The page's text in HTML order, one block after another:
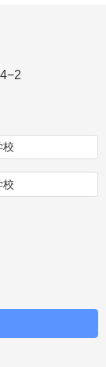
校
校